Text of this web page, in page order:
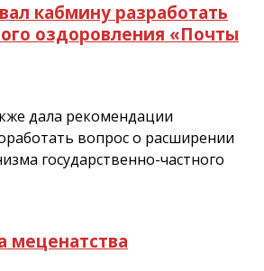
кабмину разработать
оздоровления «Почты
дала рекомендации
вопрос о расширении
государственно-частного
меценатства